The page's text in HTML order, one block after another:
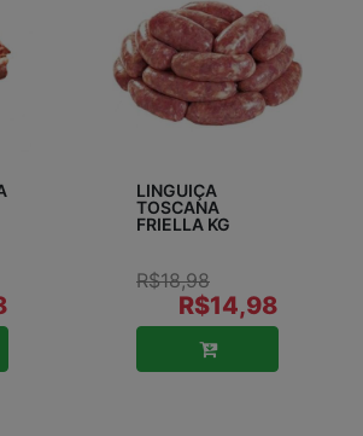
LINGUIÇA
TOSCANA
FRIELLA KG
R$18,98
R$14,98